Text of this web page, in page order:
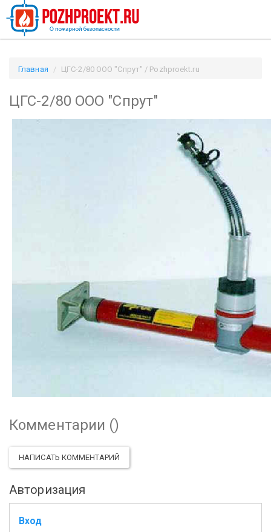
Главная ЦГС-2/80 ООО "Спрут" / Pozhproekt.ru
ЦГС-2/80 ООО "Спрут"
Комментарии ()
НАПИСАТЬ КОММЕНТАРИЙ
Авторизация
Вход